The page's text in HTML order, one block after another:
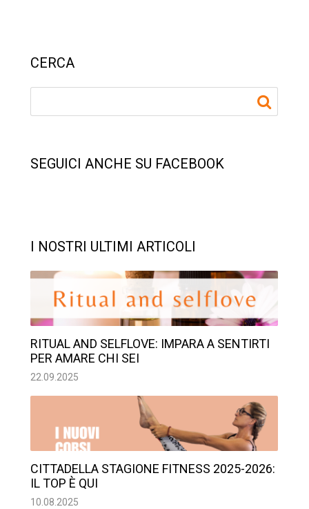
CERCA
SEGUICI ANCHE SU FACEBOOK
I NOSTRI ULTIMI ARTICOLI
RITUAL AND SELFLOVE: IMPARA A SENTIRTI
PER AMARE CHI SEI
22.09.2025
CITTADELLA STAGIONE FITNESS 2025-2026:
IL TOP È QUI
10.08.2025